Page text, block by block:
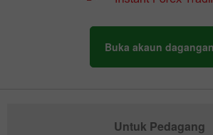
Buka akaun dagangan
Untuk Pedagang